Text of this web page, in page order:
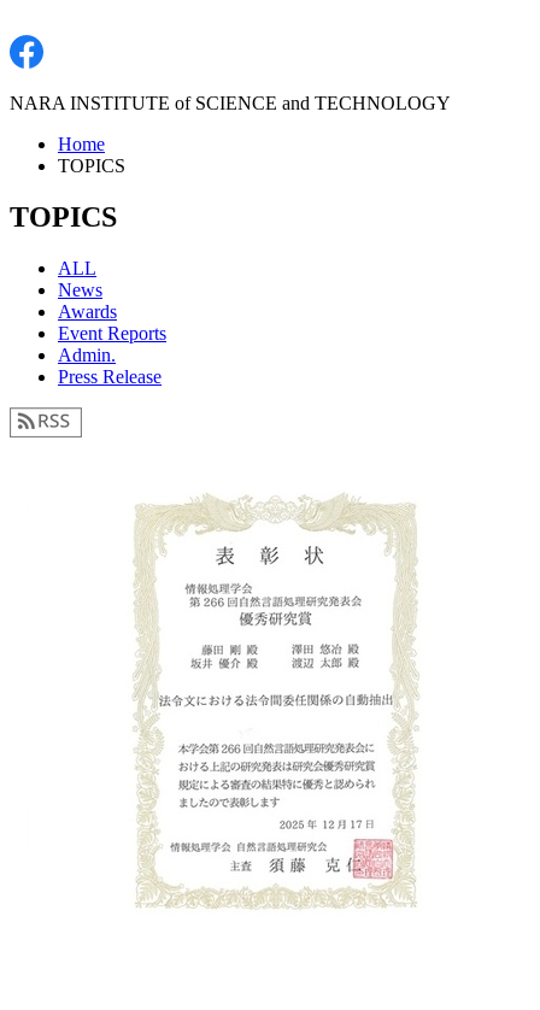
NARA INSTITUTE of SCIENCE and TECHNOLOGY
Home
TOPICS
TOPICS
ALL
News
Awards
Event Reports
Admin.
Press Release